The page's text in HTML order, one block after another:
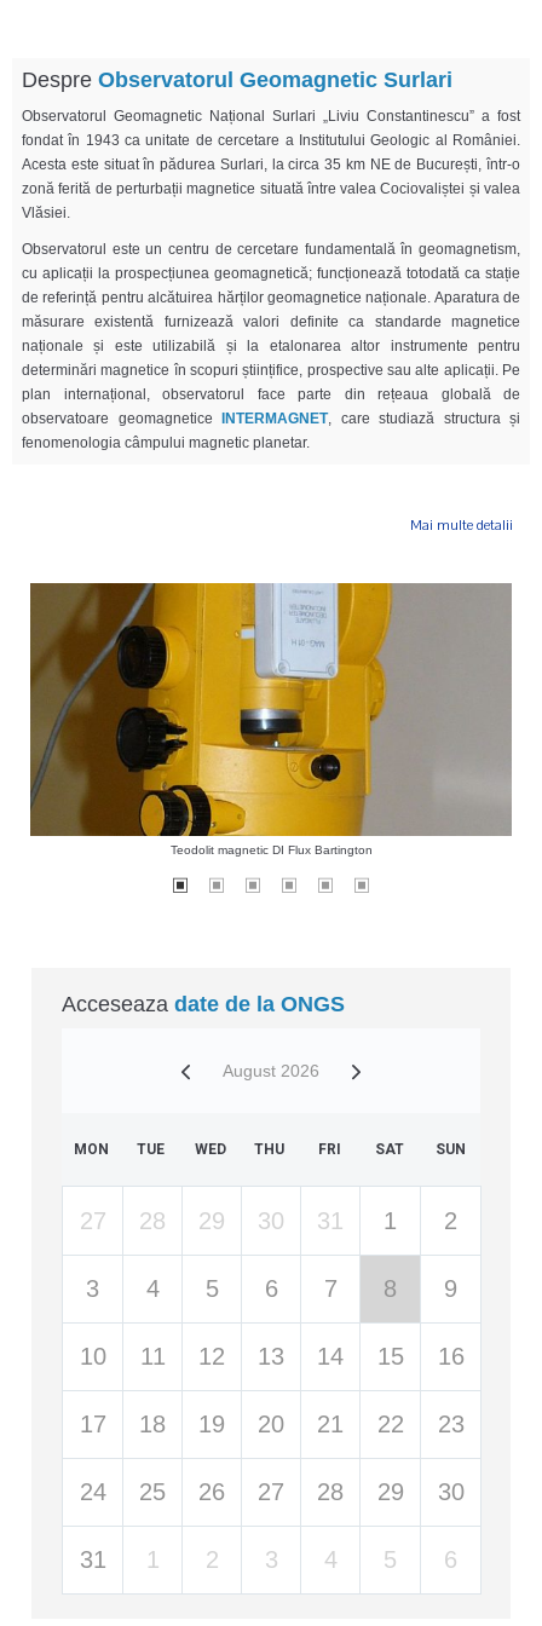
Despre Observatorul Geomagnetic Surlari
Observatorul Geomagnetic Național Surlari „Liviu Constantinescu” a fost
fondat în 1943 ca unitate de cercetare a Institutului Geologic al României.
Acesta este situat în pădurea Surlari, la circa 35 km NE de București, într-o
zonă ferită de perturbații magnetice situată între valea Cociovaliștei și valea
Vlăsiei.
Observatorul este un centru de cercetare fundamentală în geomagnetism,
cu aplicații la prospecțiunea geomagnetică; funcționează totodată ca stație
de referință pentru alcătuirea hărților geomagnetice naționale. Aparatura de
măsurare existentă furnizează valori definite ca standarde magnetice
naționale și este utilizabilă și la etalonarea altor instrumente pentru
determinări magnetice în scopuri științifice, prospective sau alte aplicații. Pe
plan internațional, observatorul face parte din rețeaua globală de
observatoare geomagnetice
INTERMAGNET, care studiază structura și
fenomenologia câmpului magnetic planetar.
Mai multe detalii
Teodolit magnetic DI Flux Bartington
Acceseaza date de la ONGS
August 2026
MON TUE WED THU FRI SAT SUN
27 28 29 30 31 1 2
3 4 5 6 7 8 9
10 11 12 13 14 15 16
17 18 19 20 21 22 23
24 25 26 27 28 29 30
31 1 2 3 4 5 6